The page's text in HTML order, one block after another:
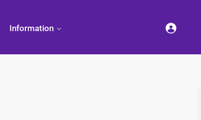
Information